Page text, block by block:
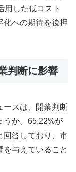
用した低コスト
化への期待を後押
判断に影響
ースは、開業判断
うか。65.22%が
回答しており、市
与えていること